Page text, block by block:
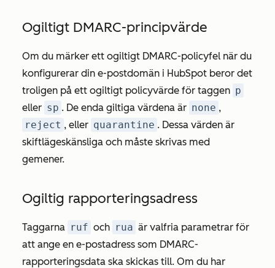
Ogiltigt DMARC-principvärde
Om du märker ett ogiltigt DMARC-policyfel när du
konfigurerar din e-postdomän i HubSpot beror det
troligen på ett ogiltigt policyvärde för taggen p
eller sp . De enda giltiga värdena är none ,
reject , eller quarantine . Dessa värden är
skiftlägeskänsliga och måste skrivas med
gemener.
Ogiltig rapporteringsadress
Taggarna ruf och rua är valfria parametrar för
att ange en e-postadress som DMARC-
rapporteringsdata ska skickas till. Om du har